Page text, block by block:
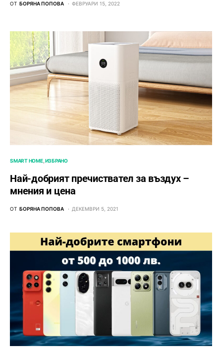
ОТ БОРЯНА ПОПОВА ФЕВРУАРИ 15, 2022
SMART HOME ИЗБРАНО
Най-добрият пречиствател за въздух –
мнения и цена
ОТ БОРЯНА ПОПОВА ДЕКЕМВРИ 5, 2021